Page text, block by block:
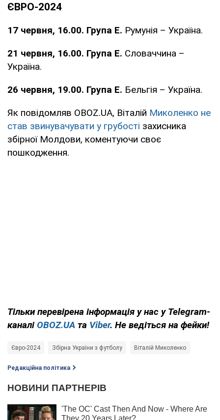
ЄВРО-2024
17 червня, 16.00. Група Е. Румунія – Україна.
21 червня, 16.00. Група Е. Словаччина –
Україна.
26 червня, 19.00. Група Е. Бельгія – Україна.
Як повідомляв OBOZ.UA, Віталій Миколенко не
став звинувачувати у грубості захисника
збірної Молдови, коментуючи своє
пошкодження.
Тільки перевірена інформація у нас у Telegram-
каналі OBOZ.UA та Viber. Не ведіться на фейки!
Євро-2024 Збірна України з футболу Віталій Миколенко
Редакційна політика